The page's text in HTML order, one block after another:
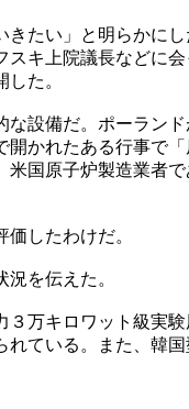
たい」と明らかに
キ上院議長などに
た。
設備だ。ポーラン
かれたある行事で
国原子炉製造業者
したわけだ。
を伝えた。
万キロワット級実
ている。また、韓